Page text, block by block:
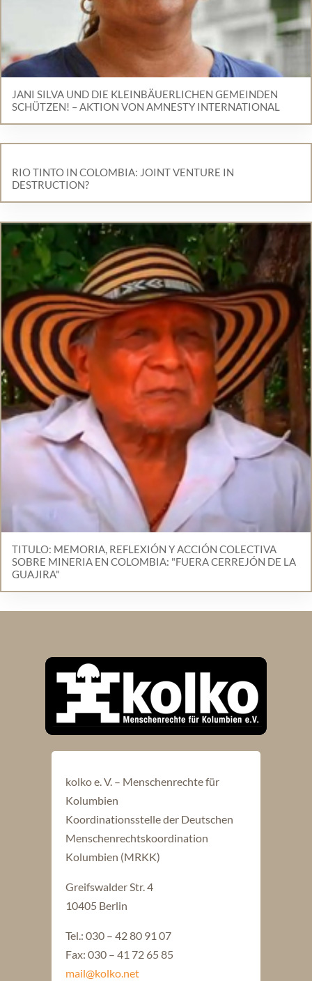
JANI SILVA UND DIE KLEINBÄUERLICHEN GEMEINDEN
SCHÜTZEN! – AKTION VON AMNESTY INTERNATIONAL
RIO TINTO IN COLOMBIA: JOINT VENTURE IN
DESTRUCTION?
TITULO: MEMORIA, REFLEXIÓN Y ACCIÓN COLECTIVA
SOBRE MINERIA EN COLOMBIA: "FUERA CERREJÓN DE LA
GUAJIRA"
kolko e. V. – Menschenrechte für
Kolumbien
Koordinationsstelle der Deutschen
Menschenrechtskoordination
Kolumbien (MRKK)
Greifswalder Str. 4
10405 Berlin
Tel.: 030 – 42 80 91 07
Fax: 030 – 41 72 65 85
mail@kolko.net